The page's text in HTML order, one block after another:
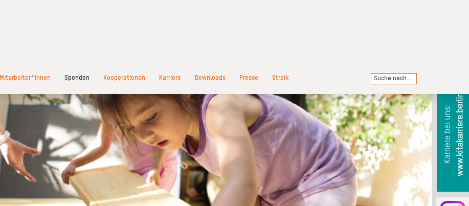
Mitarbeiter*innen Spenden Kooperationen Karriere Downloads Presse Streik
Karriere bei uns:www.kitakarriere.berlin